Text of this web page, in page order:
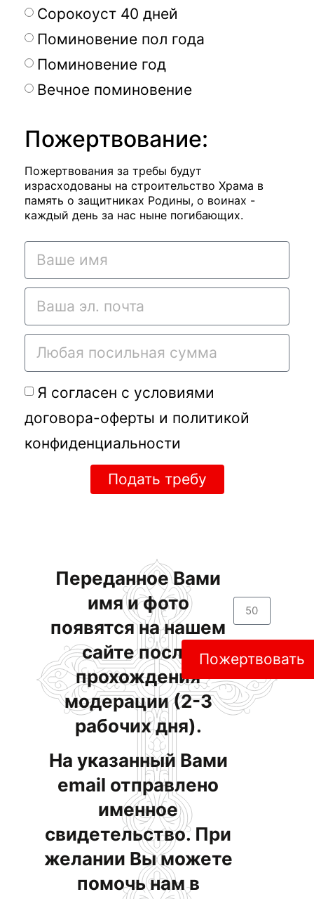
Сорокоуст 40 дней
Поминовение пол года
Поминовение год
Вечное поминовение
Пожертвование:
Пожертвования за требы будут
израсходованы на строительство Храма в
память о защитниках Родины, о воинах -
каждый день за нас ныне погибающих.
Я согласен с условиями
договора-оферты и политикой
конфиденциальности
Подать требу
Переданное Вами
имя и фото
появятся на нашем
сайте после
прохождения
модерации (2-3
рабочих дня).
На указанный Вами
email отправлено
именное
свидетельство. При
желании Вы можете
помочь нам в
Пожертвовать